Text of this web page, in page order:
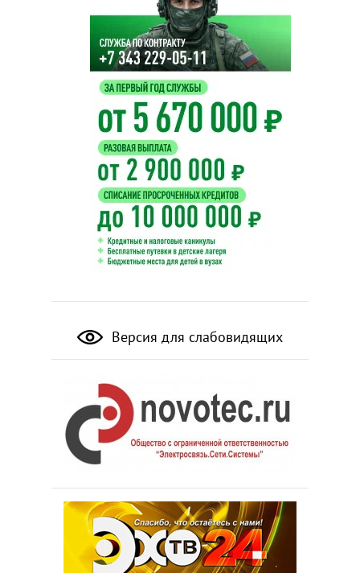
Версия для слабовидящих